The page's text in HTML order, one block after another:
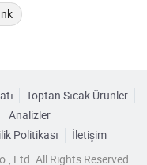
Toptan Sıcak Ürünler
Analizler
Politikası
İletişim
Ltd. All Rights Reserved